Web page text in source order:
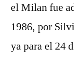
el Milan fue
1986, por
ya para el 24